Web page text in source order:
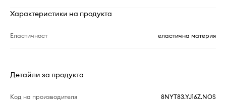
Характеристики на продукта
Еластичност еластична материя
Детайли за продукта
Код на производителя 8NYT83.YJ16Z.NOS